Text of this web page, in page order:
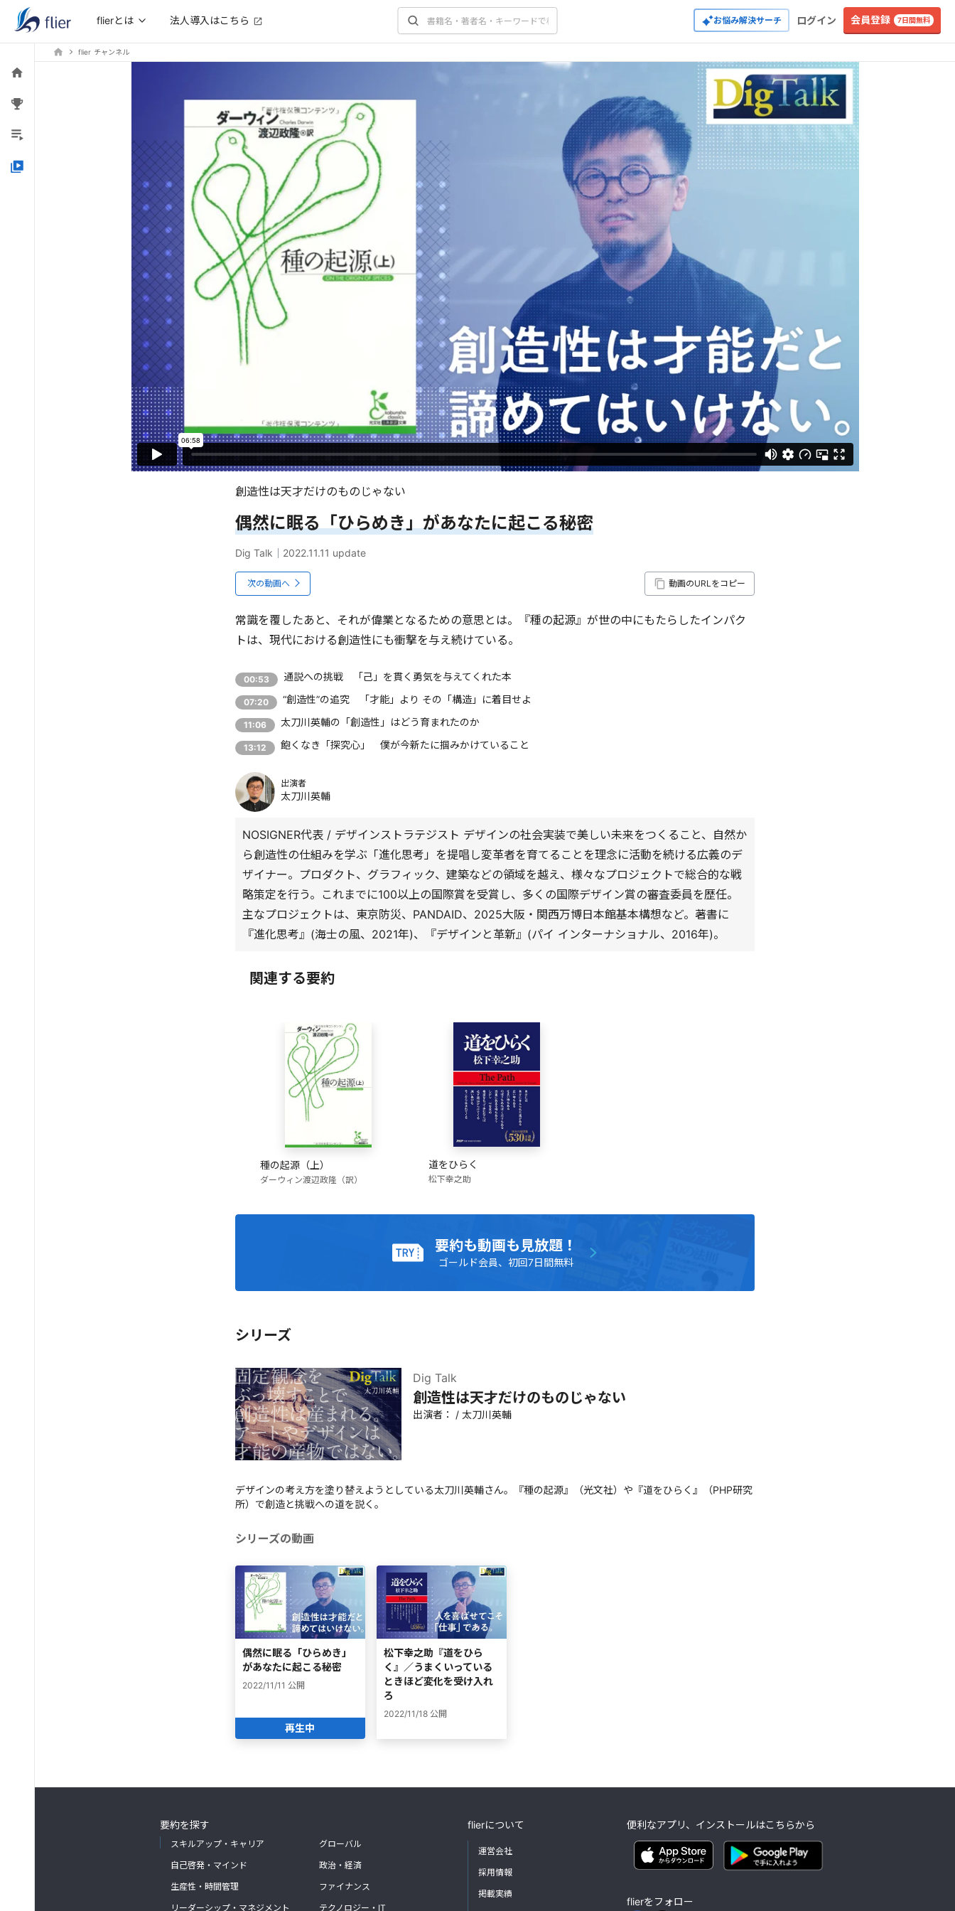
flierとは 法人導入はこちら お悩み解決サーチ ログイン 会員登録 7日間無料
flier チャンネル
創造性は天才だけのものじゃない
偶然に眠る「ひらめき」があなたに起こる秘密
Dig Talk 2022.11.11 update
次の動画へ 動画のURLをコピー
常識を覆したあと、それが偉業となるための意思とは。『種の起源』が世の中にもたらしたインパク
トは、現代における創造性にも衝撃を与え続けている。
00:53 通説への挑戦 「己」を貫く勇気を与えてくれた本
07:20 “創造性”の追究 「才能」より その「構造」に着目せよ
11:06 太刀川英輔の「創造性」はどう育まれたのか
13:12 飽くなき「探究心」 僕が今新たに掴みかけていること
出演者
太刀川英輔
NOSIGNER代表 / デザインストラテジスト デザインの社会実装で美しい未来をつくること、自然か
ら創造性の仕組みを学ぶ「進化思考」を提唱し変革者を育てることを理念に活動を続ける広義のデ
ザイナー。プロダクト、グラフィック、建築などの領域を越え、様々なプロジェクトで総合的な戦
略策定を行う。これまでに100以上の国際賞を受賞し、多くの国際デザイン賞の審査委員を歴任。
主なプロジェクトは、東京防災、PANDAID、2025大阪・関西万博日本館基本構想など。著書に
『進化思考』(海士の風、2021年)、『デザインと革新』(パイ インターナショナル、2016年)。
関連する要約
種の起源（上）
ダーウィン渡辺政隆（訳）
道をひらく
松下幸之助
要約も動画も見放題！
ゴールド会員、初回7日間無料
シリーズ
Dig Talk
創造性は天才だけのものじゃない
出演者： / 太刀川英輔
デザインの考え方を塗り替えようとしている太刀川英輔さん。『種の起源』（光文社）や『道をひらく』（PHP研究
所）で創造と挑戦への道を説く。
シリーズの動画
偶然に眠る「ひらめき」
があなたに起こる秘密
2022/11/11 公開
再生中
松下幸之助『道をひら
く』／うまくいっている
ときほど変化を受け入れ
ろ
2022/11/18 公開
要約を探す
スキルアップ・キャリア
自己啓発・マインド
生産性・時間管理
リーダーシップ・マネジメント
グローバル
政治・経済
ファイナンス
テクノロジー・IT
flierについて
運営会社
採用情報
掲載実績
便利なアプリ、インストールはこちらから
flierをフォロー